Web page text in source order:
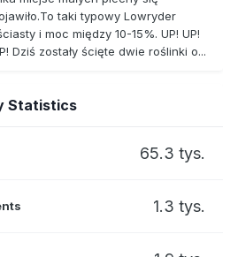
taki typowy Lowryder
i moc między 10-15%. UP! UP!
Dziś zostały ścięte dwie roślinki o...
Statistics
65.3 tys.
1.3 tys.